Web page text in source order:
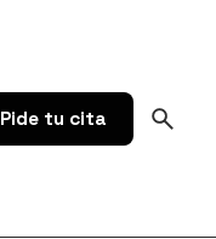
Pide tu cita